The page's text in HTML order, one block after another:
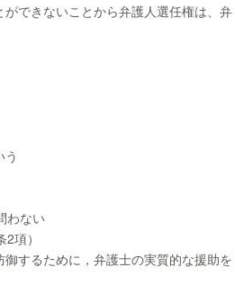
できないことから弁護人選任権は、弁
わない
項）
するために，弁護士の実質的な援助を